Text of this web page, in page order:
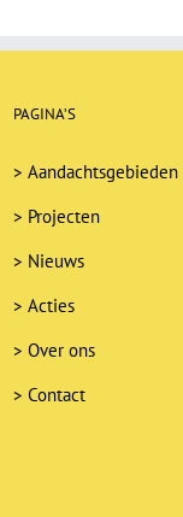
PAGINA’S
> Aandachtsgebieden
> Projecten
> Nieuws
> Acties
> Over ons
> Contact